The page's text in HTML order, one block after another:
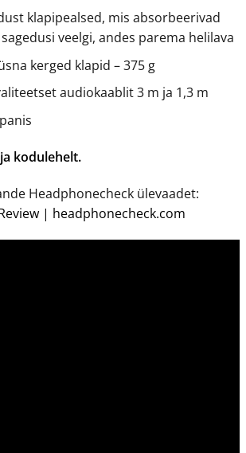
klapipealsed, mis absorbeerivad
veelgi, andes parema helilava
kerged klapid – 375 g
audiokaablit 3 m ja 1,3 m
kodulehelt.
Headphonecheck ülevaadet:
| headphonecheck.com